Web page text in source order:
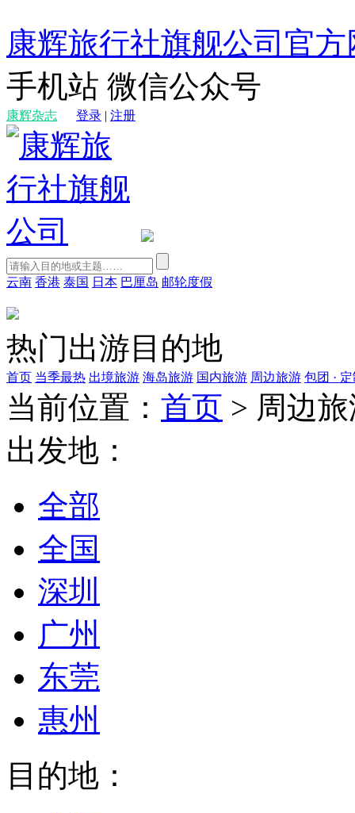
康辉旅行社旗舰公司官方
手机站 微信公众号
康辉杂志 登录 | 注册
云南 香港 泰国 日本 巴厘岛 邮轮度假
热门出游目的地
首页 当季最热 出境旅游 海岛旅游 国内旅游 周边旅游 包团 ·
当前位置： 首页 > 周边
出发地：
全部
全国
深圳
广州
东莞
惠州
目的地：